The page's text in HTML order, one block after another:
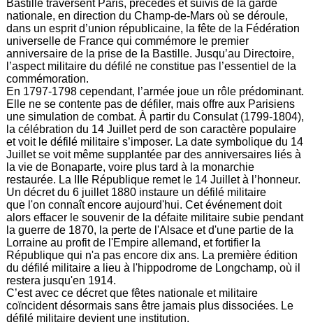
Bastille traversent Paris, précédés et suivis de la garde
nationale, en direction du Champ-de-Mars où se déroule,
dans un esprit d’union républicaine, la fête de la Fédération
universelle de France qui commémore le premier
anniversaire de la prise de la Bastille. Jusqu’au Directoire,
l’aspect militaire du défilé ne constitue pas l’essentiel de la
commémoration.
En 1797-1798 cependant, l’armée joue un rôle prédominant.
Elle ne se contente pas de défiler, mais offre aux Parisiens
une simulation de combat. À partir du Consulat (1799-1804),
la célébration du 14 Juillet perd de son caractère populaire
et voit le défilé militaire s’imposer. La date symbolique du 14
Juillet se voit même supplantée par des anniversaires liés à
la vie de Bonaparte, voire plus tard à la monarchie
restaurée. La IIIe République remet le 14 Juillet à l’honneur.
Un décret du 6 juillet 1880 instaure un défilé militaire
que l'on connaît encore aujourd'hui. Cet événement doit
alors effacer le souvenir de la défaite militaire subie pendant
la guerre de 1870, la perte de l'Alsace et d'une partie de la
Lorraine au profit de l'Empire allemand, et fortifier la
République qui n'a pas encore dix ans. La première édition
du défilé militaire a lieu à l'hippodrome de Longchamp, où il
restera jusqu'en 1914.
C’est avec ce décret que fêtes nationale et militaire
coïncident désormais sans être jamais plus dissociées. Le
défilé militaire devient une institution.